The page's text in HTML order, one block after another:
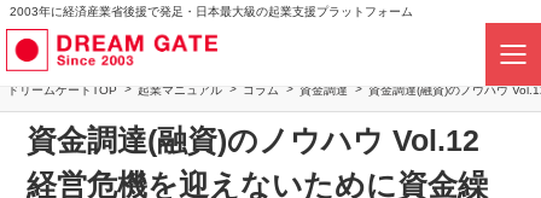
2003年に経済産業省後援で発足・日本最大級の起業支援プラットフォーム
ドリームゲートTOP 起業マニュアル コラム 資金調達 資金調達(融資)のノウハウ
資金調達(融資)のノウハウ Vol.12
経営危機を迎えないために資金繰